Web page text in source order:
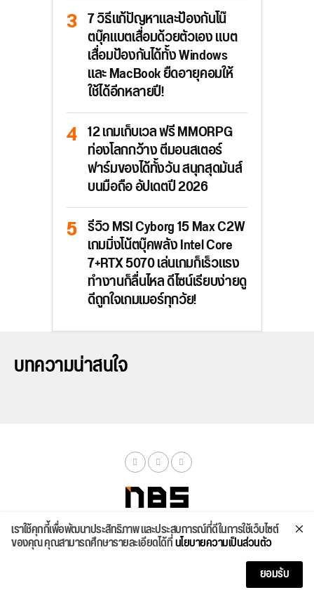
7 วิธีแก้ปัญหาและป้องกันโน๊
ตบุ๊คแบตเสื่อมด้วยตัวเอง แบต
เสื่อมป้องกันได้ทั้ง Windows
และ MacBook ยืดอายุคอมให้
ใช้ได้อีกหลายปี!
12 เกมเก็บเวล ฟรี MMORPG
ท่องโลกกว้าง ตีมอนสเตอร์
ฟาร์มของได้ทั้งวัน สนุกสุดมันส์
บนมือถือ อัปเดตปี 2026
รีวิว MSI Cyborg 15 Max C2W
เกมมิ่งโน้ตบุ๊คพลัง Intel Core
7+RTX 5070 เล่นเกมก็เร็วแรง
ทำงานก็ลื่นไหล ดีไซน์เรียบง่ายดู
ดีถูกใจเกมเมอร์ทุกวัย!
บทความน่าสนใจ
จัดสเปค ค้นหา บทความ รีวิวล่าสุด บทความยอดนิยม ติดต่อเรา
เราใช้คุกกี้เพื่อพัฒนาประสิทธิภาพ และประสบการณ์ที่ดีในการใช้เว็บไซต์
ของคุณ คุณสามารถศึกษารายละเอียดได้ที่นโยบายความเป็นส่วนตัว
ยอมรับ